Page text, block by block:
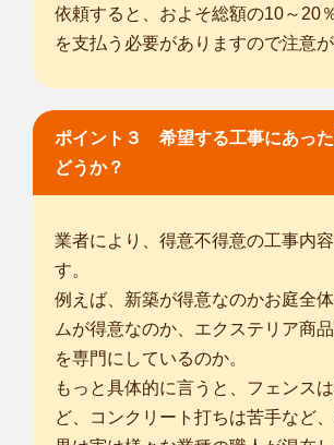
依頼すると、およそ総額の10～20
を支払う必要がありますので注意が
ポイント３ 希望する工事にあっ
どうか？
業者により、得意不得意の工事内
す。
例えば、新築が得意なのかお庭全
ムが得意なのか、エクステリア商
を専門にしているのか。
もっと具体的に言うと、フェンス
ど、コンクリート打ちは苦手など